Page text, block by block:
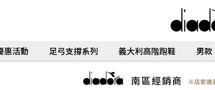
惠活動 足弓支撐系列 義大利高階跑鞋 男款